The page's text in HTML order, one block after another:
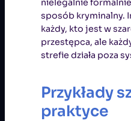
nielegalnie
sposób kryminalny.
każdy, kto jest w
przestępca, ale
strefie działa poza
Przykłady
praktyce